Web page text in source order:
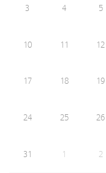
3 4 5
10 11 12
17 18 19
24 25 26
31 1 2